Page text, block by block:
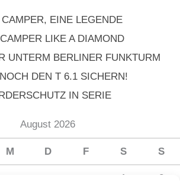
EINE LEGENDE
LIKE A DIAMOND
UNTERM BERLINER FUNKTURM
DEN T 6.1 SICHERN!
IN SERIE
August 2026
M D F S S
1
2